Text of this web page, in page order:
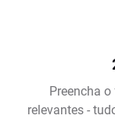
Preencha
relevantes -